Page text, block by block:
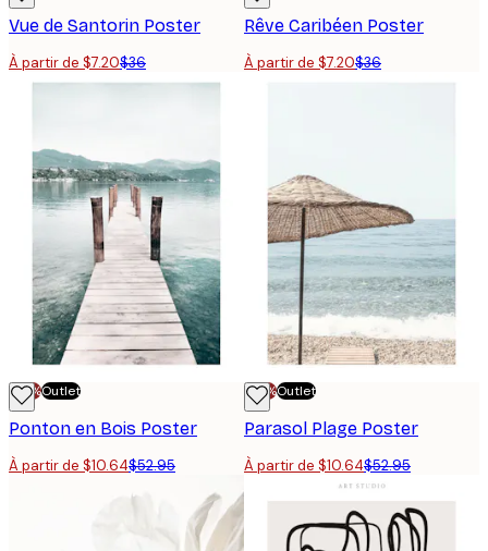
Vue de Santorin Poster
À partir de $7.20$36
Rêve Caribéen Poster
À partir de $7.20$36
-70%Outlet
Ponton en Bois Poster
À partir de $10.64$52.95
-70%Outlet
Parasol Plage Poster
À partir de $10.64$52.95